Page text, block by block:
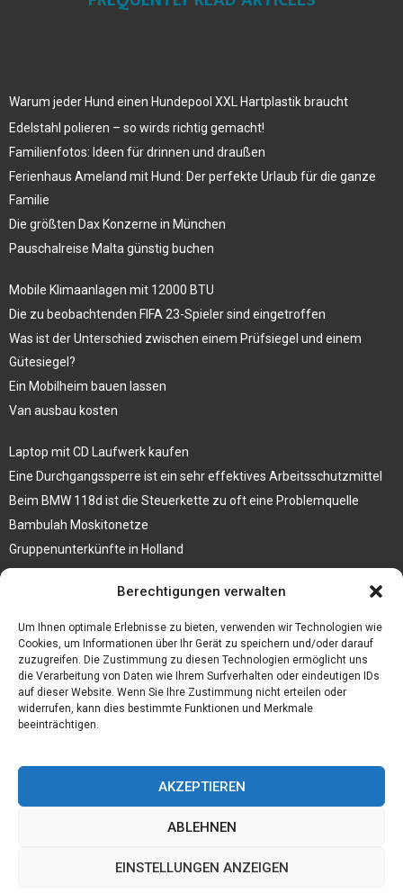
Berechtigungen verwalten
Um Ihnen optimale Erlebnisse zu bieten, verwenden wir Technologien wie
Cookies, um Informationen über Ihr Gerät zu speichern und/oder darauf
zuzugreifen. Die Zustimmung zu diesen Technologien ermöglicht uns
die Verarbeitung von Daten wie Ihrem Surfverhalten oder eindeutigen IDs
auf dieser Website. Wenn Sie Ihre Zustimmung nicht erteilen oder
widerrufen, kann dies bestimmte Funktionen und Merkmale
beeinträchtigen.
AKZEPTIEREN
ABLEHNEN
EINSTELLUNGEN ANZEIGEN
Warum jeder Hund einen Hundepool XXL Hartplastik braucht
Edelstahl polieren – so wirds richtig gemacht!
Familienfotos: Ideen für drinnen und draußen
Ferienhaus Ameland mit Hund: Der perfekte Urlaub für die ganze
Familie
Die größten Dax Konzerne in München
Pauschalreise Malta günstig buchen
Mobile Klimaanlagen mit 12000 BTU
Die zu beobachtenden FIFA 23-Spieler sind eingetroffen
Was ist der Unterschied zwischen einem Prüfsiegel und einem
Gütesiegel?
Ein Mobilheim bauen lassen
Van ausbau kosten
Laptop mit CD Laufwerk kaufen
Eine Durchgangssperre ist ein sehr effektives Arbeitsschutzmittel
Beim BMW 118d ist die Steuerkette zu oft eine Problemquelle
Bambulah Moskitonetze
Gruppenunterkünfte in Holland
Jutebeutel kaufen und ihre Strapazierfähigkeit nutzen
Personalhandbuch
10 Tipps um einen guten Eindruck zu machen
Sahnemaschine